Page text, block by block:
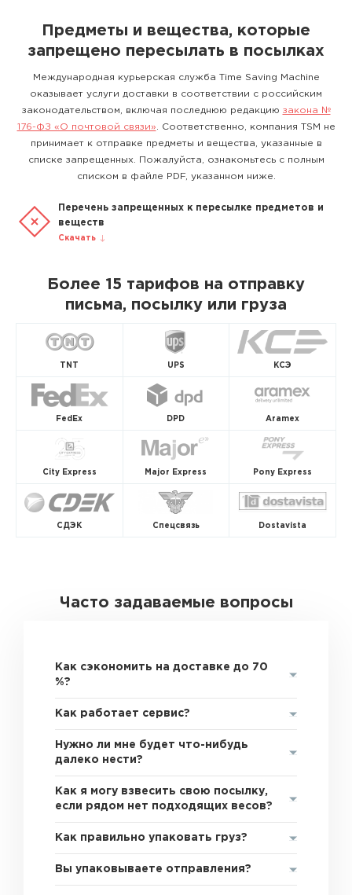
Предметы и вещества, которые
запрещено пересылать в посылках
Международная курьерская служба Time Saving Machine
оказывает услуги доставки в соответствии с российским
законодательством, включая последнюю редакцию закона №
176-ФЗ «О почтовой связи» . Соответственно, компания TSM не
принимает к отправке предметы и вещества, указанные в
списке запрещенных. Пожалуйста, ознакомьтесь с полным
списком в файле PDF, указанном ниже.
Перечень запрещенных к пересылке предметов и
веществ
Скачать
Более 15 тарифов на отправку
письма, посылку или груза
TNT UPS КСЭ
FedEx DPD Aramex
City Express Major Express Pony Express
СДЭК Спецсвязь Dostavista
Часто задаваемые вопросы
Как сэкономить на доставке до 70
%?
Как работает сервис?
Нужно ли мне будет что-нибудь
далеко нести?
Как я могу взвесить свою посылку,
если рядом нет подходящих весов?
Как правильно упаковать груз?
Вы упаковываете отправления?